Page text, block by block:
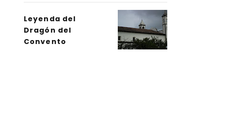
Leyenda del
Dragón del
Convento